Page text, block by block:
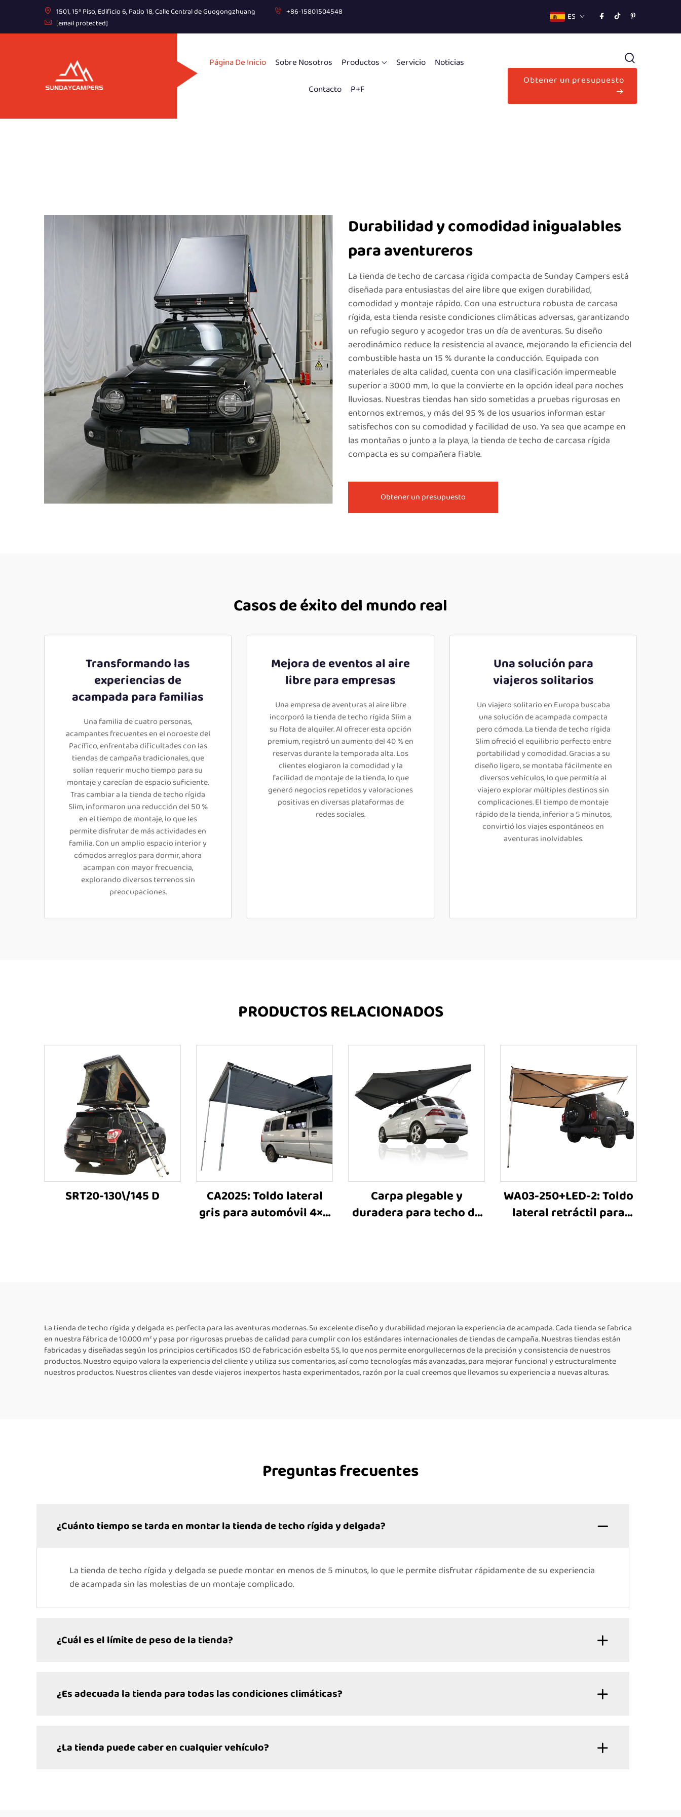
1501, 15º Piso, Edificio 6, Patio 18, Calle Central de Guogongzhuang
+86-15801504548
[email protected]
ES
Página De Inicio Sobre Nosotros Productos Servicio
Noticias
Contacto
P+F
Obtener un presupuesto
Durabilidad y comodidad inigualables
para aventureros
La tienda de techo de carcasa rígida compacta de Sunday Campers está
diseñada para entusiastas del aire libre que exigen durabilidad,
comodidad y montaje rápido. Con una estructura robusta de carcasa
rígida, esta tienda resiste condiciones climáticas adversas, garantizando
un refugio seguro y acogedor tras un día de aventuras. Su diseño
aerodinámico reduce la resistencia al avance, mejorando la eficiencia del
combustible hasta un 15 % durante la conducción. Equipada con
materiales de alta calidad, cuenta con una clasificación impermeable
superior a 3000 mm, lo que la convierte en la opción ideal para noches
lluviosas. Nuestras tiendas han sido sometidas a pruebas rigurosas en
entornos extremos, y más del 95 % de los usuarios informan estar
satisfechos con su comodidad y facilidad de uso. Ya sea que acampe en
las montañas o junto a la playa, la tienda de techo de carcasa rígida
compacta es su compañera fiable.
Obtener un presupuesto
Casos de éxito del mundo real
Transformando las
experiencias de
acampada para familias
Una familia de cuatro personas,
acampantes frecuentes en el noroeste del
Pacífico, enfrentaba dificultades con las
tiendas de campaña tradicionales, que
solían requerir mucho tiempo para su
montaje y carecían de espacio suficiente.
Tras cambiar a la tienda de techo rígida
Slim, informaron una reducción del 50 %
en el tiempo de montaje, lo que les
permite disfrutar de más actividades en
familia. Con un amplio espacio interior y
cómodos arreglos para dormir, ahora
acampan con mayor frecuencia,
explorando diversos terrenos sin
preocupaciones.
Mejora de eventos al aire
libre para empresas
Una empresa de aventuras al aire libre
incorporó la tienda de techo rígida Slim a
su flota de alquiler. Al ofrecer esta opción
premium, registró un aumento del 40 % en
reservas durante la temporada alta. Los
clientes elogiaron la comodidad y la
facilidad de montaje de la tienda, lo que
generó negocios repetidos y valoraciones
positivas en diversas plataformas de
redes sociales.
Una solución para
viajeros solitarios
Un viajero solitario en Europa buscaba
una solución de acampada compacta
pero cómoda. La tienda de techo rígida
Slim ofreció el equilibrio perfecto entre
portabilidad y comodidad. Gracias a su
diseño ligero, se montaba fácilmente en
diversos vehículos, lo que permitía al
viajero explorar múltiples destinos sin
complicaciones. El tiempo de montaje
rápido de la tienda, inferior a 5 minutos,
convirtió los viajes espontáneos en
aventuras inolvidables.
PRODUCTOS RELACIONADOS
SRT20-130\/145 D
CA2025: Toldo lateral
gris para automóvil 4×4
Carpa plegable y
duradera para techo de
WA03-250+LED-2: Toldo
lateral retráctil para
La tienda de techo rígida y delgada es perfecta para las aventuras modernas. Su excelente diseño y durabilidad mejoran la experiencia de acampada. Cada tienda se fabrica
en nuestra fábrica de 10.000 m² y pasa por rigurosas pruebas de calidad para cumplir con los estándares internacionales de tiendas de campaña. Nuestras tiendas están
fabricadas y diseñadas según los principios certificados ISO de fabricación esbelta 5S, lo que nos permite enorgullecernos de la precisión y consistencia de nuestros
productos. Nuestro equipo valora la experiencia del cliente y utiliza sus comentarios, así como tecnologías más avanzadas, para mejorar funcional y estructuralmente
nuestros productos. Nuestros clientes van desde viajeros inexpertos hasta experimentados, razón por la cual creemos que llevamos su experiencia a nuevas alturas.
Preguntas frecuentes
¿Cuánto tiempo se tarda en montar la tienda de techo rígida y delgada?
La tienda de techo rígida y delgada se puede montar en menos de 5 minutos, lo que le permite disfrutar rápidamente de su experiencia
de acampada sin las molestias de un montaje complicado.
¿Cuál es el límite de peso de la tienda?
¿Es adecuada la tienda para todas las condiciones climáticas?
¿La tienda puede caber en cualquier vehículo?